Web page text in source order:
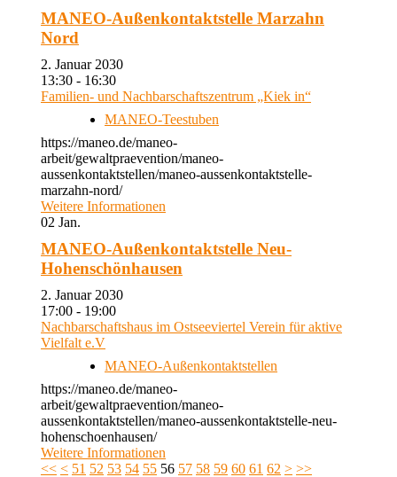
MANEO-Außenkontaktstelle Marzahn
Nord
2. Januar 2030
13:30 - 16:30
Familien- und Nachbarschaftszentrum „Kiek in“
MANEO-Teestuben
https://maneo.de/maneo-
arbeit/gewaltpraevention/maneo-
aussenkontaktstellen/maneo-aussenkontaktstelle-
marzahn-nord/
Weitere Informationen
02 Jan.
MANEO-Außenkontaktstelle Neu-
Hohenschönhausen
2. Januar 2030
17:00 - 19:00
Nachbarschaftshaus im Ostseeviertel Verein für aktive
Vielfalt e.V
MANEO-Außenkontaktstellen
https://maneo.de/maneo-
arbeit/gewaltpraevention/maneo-
aussenkontaktstellen/maneo-aussenkontaktstelle-neu-
hohenschoenhausen/
Weitere Informationen
<< < 51 52 53 54 55 56 57 58 59 60 61 62 > >>